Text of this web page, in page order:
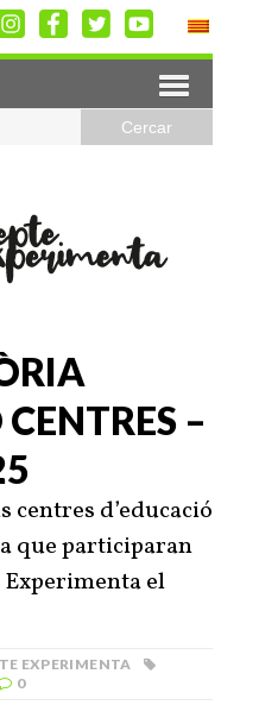
–
centres d’educació
que participaran
el
EXPERIMENTA
0